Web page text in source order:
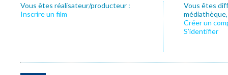
Vous êtes réalisateur/producteur :
Inscrire un film
Vous êtes
Créer un
S’identifier